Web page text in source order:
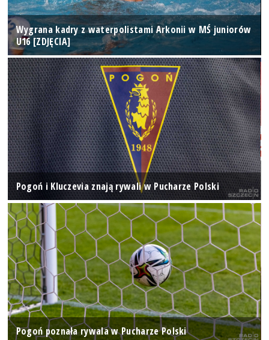
Wygrana kadry z waterpolistami Arkonii w MŚ juniorów
U16 [ZDJĘCIA]
Pogoń i Kluczevia znają rywali w Pucharze Polski
Pogoń poznała rywala w Pucharze Polski